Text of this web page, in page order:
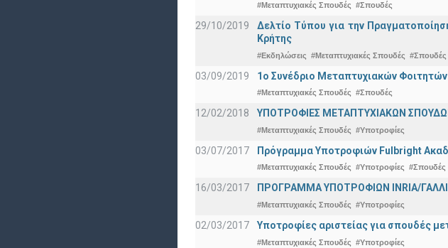
#Μεταπτυχιακές Σπουδές #Σπουδές
29/10/2019
Δελτίο Τύπου για την
Κρήτης
#Εκδηλώσεις #Μεταπτυχιακές Σπουδές #Σπουδές
03/09/2019 1ο Συνέδριο Μεταπτυχιακών Φοιτητών
#Μεταπτυχιακές Σπουδές #Σπουδές
12/02/2018 ΥΠΟΤΡΟΦΙΕΣ ΜΕΤΑΠΤΥΧΙΑΚΩΝ
#Μεταπτυχιακές Σπουδές #Υποτροφίες
03/07/2017 Πρόγραμμα Υποτροφιών Fulbright
#Μεταπτυχιακές Σπουδές #Υποτροφίες #Σπουδές
16/03/2017 ΠΡΟΓΡΑΜΜΑ ΥΠΟΤΡΟΦΙΩΝ INRIA/
#Μεταπτυχιακές Σπουδές #Υποτροφίες
02/03/2017 Υποτροφίες αριστείας για σπουδές
#Μεταπτυχιακές Σπουδές #Υποτροφίες